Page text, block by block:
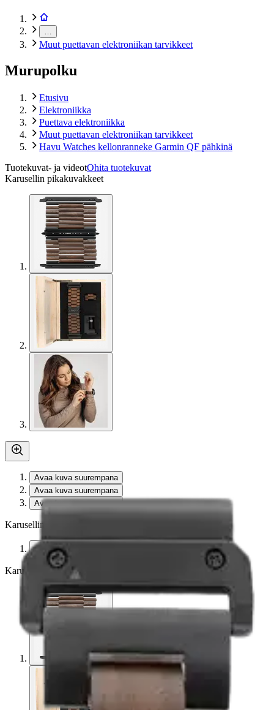
Muut puettavan elektroniikan tarvikkeet
Murupolku
Etusivu
Elektroniikka
Puettava elektroniikka
Muut puettavan elektroniikan tarvikkeet
Havu Watches kellonranneke Garmin QF pähkinä
Tuotekuvat- ja videotOhita tuotekuvat
Karusellin pikakuvakkeet
Avaa kuva suurempana
Avaa kuva suurempana
Avaa kuva suurempana
Karusellin nuolipainikkeet
Seuraava
Karusellin pikakuvakkeet